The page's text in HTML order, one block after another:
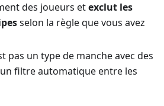
des joueurs etexclut les
selon la règle que vous avez
pas un type de manche avec des
filtre automatique entre les